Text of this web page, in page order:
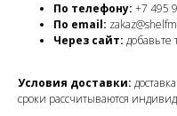
По телефону: +7 495
По email:
Через сайт: добавьте
Условия доставки:
сроки рассчитываются